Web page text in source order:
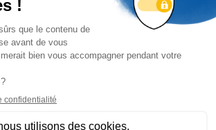
Trouver un
professionnel